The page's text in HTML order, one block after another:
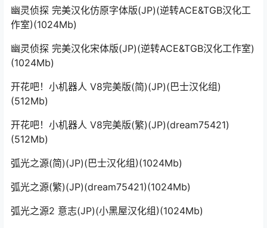
幽灵侦探 完美汉化仿原字体版(JP)(逆转ACE&TGB汉化工
作室)(1024Mb)
幽灵侦探 完美汉化宋体版(JP)(逆转ACE&TGB汉化工作室)
(1024Mb)
开花吧！小机器人 V8完美版(简)(JP)(巴士汉化组)
(512Mb)
开花吧！小机器人 V8完美版(繁)(JP)(dream75421)
(512Mb)
弧光之源(简)(JP)(巴士汉化组)(1024Mb)
弧光之源(繁)(JP)(dream75421)(1024Mb)
弧光之源2 意志(JP)(小黑屋汉化组)(1024Mb)